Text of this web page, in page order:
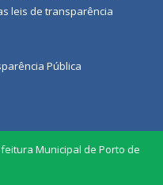
leis de transparência
Pública
Municipal de Porto de